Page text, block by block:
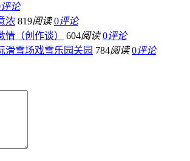
评论
浓 819阅读 0评论
情（创作谈）
604阅读 0评论
滑雪场戏雪乐园关园 784阅读 0评论